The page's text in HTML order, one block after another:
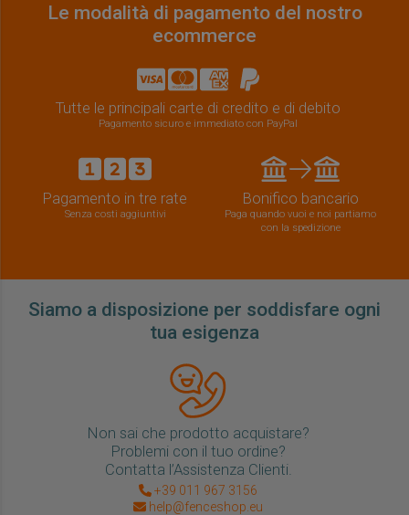
Le modalità di pagamento del nostro
ecommerce
Tutte le principali carte di credito e di debito
Pagamento sicuro e immediato con PayPal
Pagamento in tre rate
Senza costi aggiuntivi
Bonifico bancario
Paga quando vuoi e noi partiamo
con la spedizione
Siamo a disposizione per soddisfare ogni
tua esigenza
Non sai che prodotto acquistare?
Problemi con il tuo ordine?
Contatta l’Assistenza Clienti.
+39 011 967 3156
help@fenceshop.eu